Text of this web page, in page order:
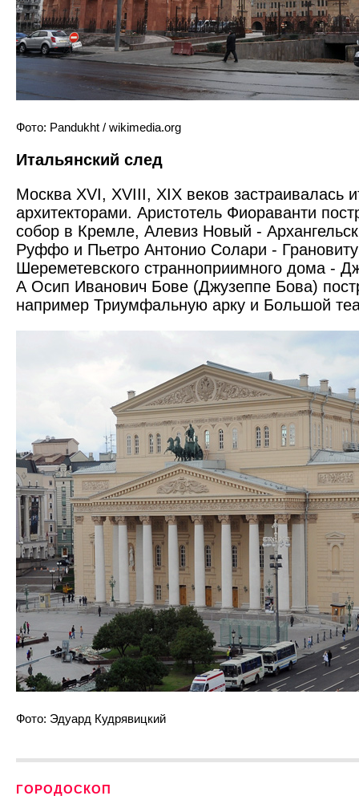
Фото: Pandukht / wikimedia.org
Итальянский след
Москва XVI, XVIII, XIX веков застраи­валась
архитекторами. Аристотель Фиораванти
собор в Кремле, Алевиз Новый -
Руффо и Пьетро Антонио Солари -
Шереметевского странно­приимного дома -
А Осип Иванович Бове (Джузеппе Бова)
например Триум­фальную арку и Большой
Фото: Эдуард Кудрявицкий
ГОРОДОСКОП